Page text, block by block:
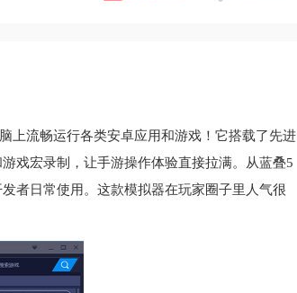
上流畅运行各类安卓应用和游戏！它搭载了先进
戏宏录制，让手游操作体验直接拉满。从蓝叠5
者日常使用。这款模拟器在玩家圈子里人气很